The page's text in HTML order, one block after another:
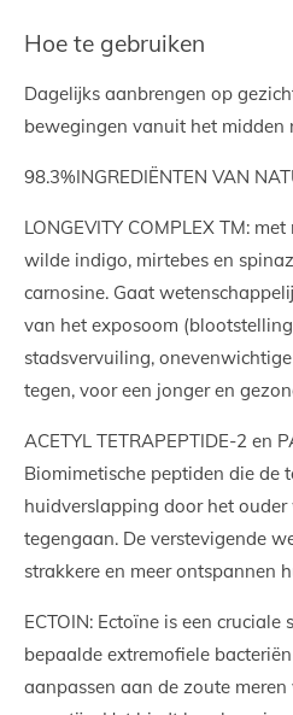
Hoe te gebruiken
Dagelijks aanbrengen op
bewegingen vanuit het midden
98.3%INGREDIËNTEN VAN
LONGEVITY COMPLEX TM:
wilde indigo, mirtebes en
carnosine. Gaat
van het exposoom
stadsvervuiling,
tegen, voor een jonger en
ACETYL TETRAPEPTIDE-2 en
Biomimetische peptiden die de
huidverslapping door het
tegengaan. De verstevigende
strakkere en meer ontspannen
ECTOIN: Ectoïne is een
bepaalde extremofiele
aanpassen aan de zoute